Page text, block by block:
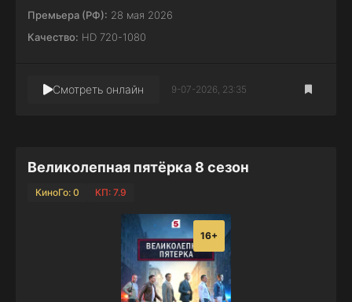
Премьера (РФ): 28 мая 2026
Качество: HD 720-1080
Смотреть онлайн 9-07-2026, 23:35
Великолепная пятёрка 8 сезон
КиноГо: 0 КП: 7.9
16+